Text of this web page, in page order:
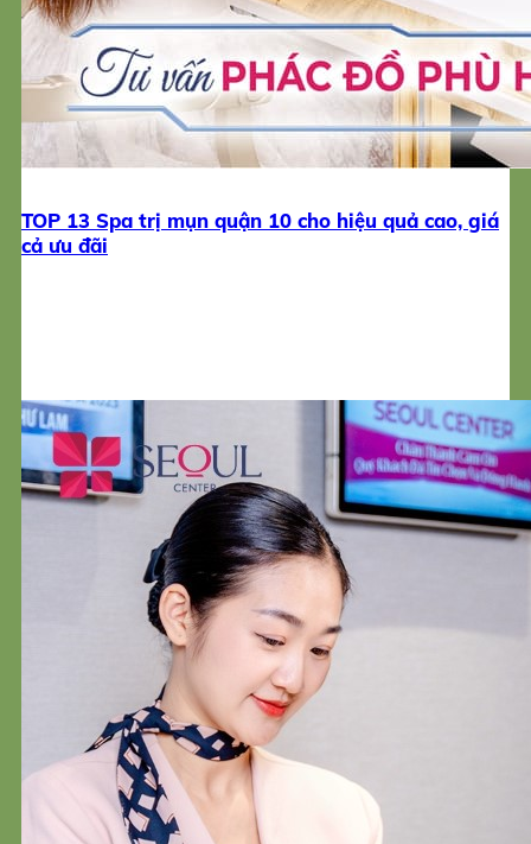
TOP 13 Spa trị mụn quận 10 cho hiệu quả cao, giá
cả ưu đãi